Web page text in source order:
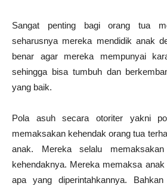
Sangat penting bagi orang tua
seharusnya mereka mendidik anak
benar agar mereka mempunyai
sehingga bisa tumbuh dan
yang baik.
Pola asuh secara otoriter yakni
memaksakan kehendak orang tua
anak. Mereka selalu
kehendaknya. Mereka memaksa
apa yang diperintahkannya.